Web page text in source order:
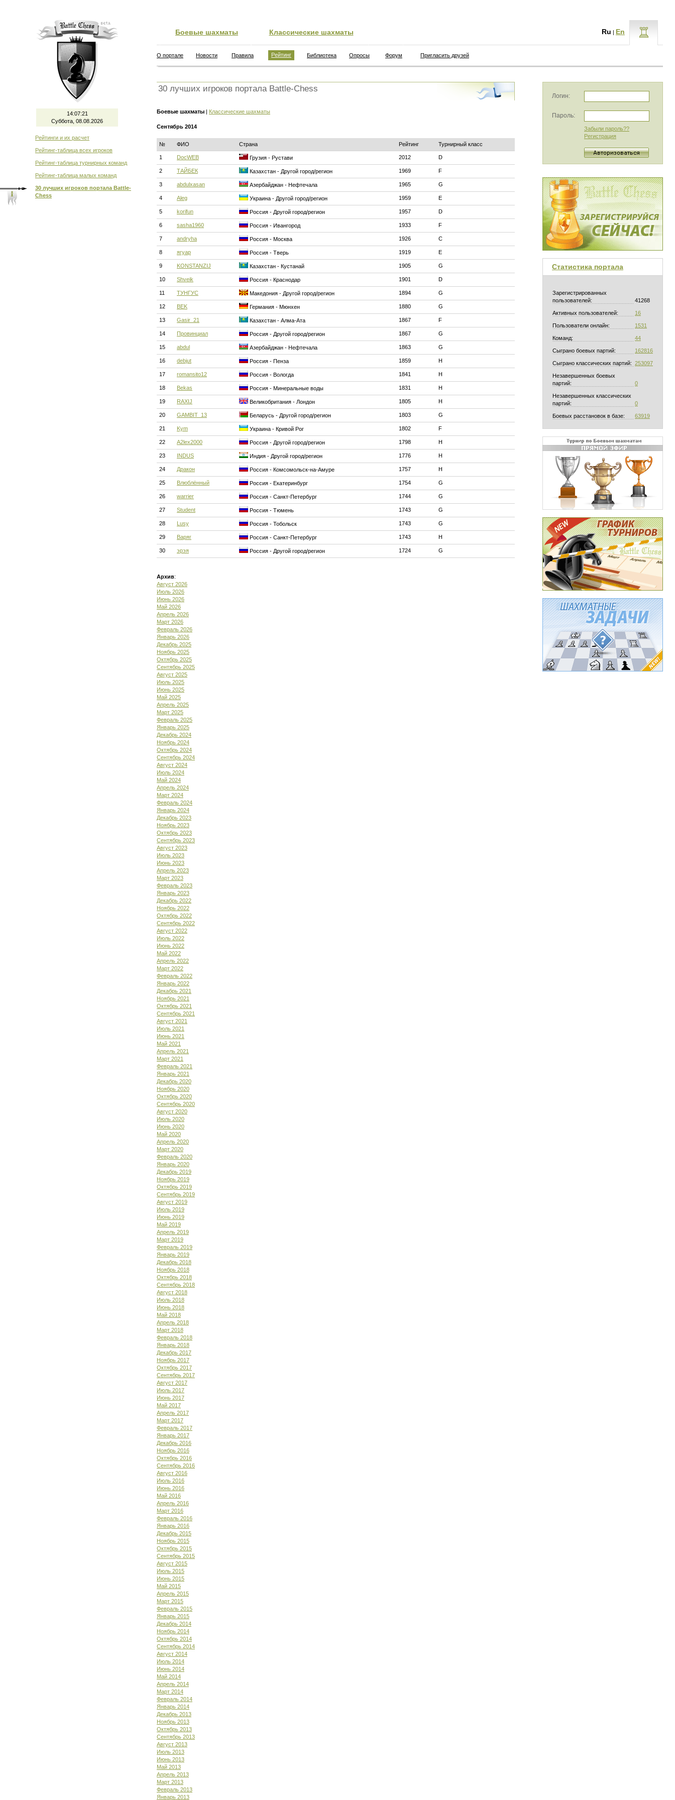
14:07:22
Суббота, 08.08.2026
Рейтинги и их расчет
Рейтинг-таблица всех игроков
Рейтинг-таблица турнирных команд
Рейтинг-таблица малых команд
30 лучших игроков портала Battle-
Chess
Боевые шахматы Классические шахматы Ru | En
О портале Новости Правила Рейтинг Библиотека Опросы Форум Пригласить друзей
30 лучших игроков портала Battle-Chess
Боевые шахматы | Классические шахматы
Сентябрь 2014
№ ФИО Страна Рейтинг Турнирный класс
1 DocWEB Грузия - Рустави 2012 D
2 ТАЙБЕК Казахстан - Другой город/регион 1969 F
3 abdulxasan Азербайджан - Нефтечала 1965 G
4 Aleg Украина - Другой город/регион 1959 E
5 korifun Россия - Другой город/регион 1957 D
6 sasha1960 Россия - Ивангород 1933 F
7 andryha Россия - Москва 1926 C
8 ягуар Россия - Тверь 1919 E
9 KONSTANZIJ Казахстан - Кустанай 1905 G
10 Shveik Россия - Краснодар 1901 D
11 ТУНГУС Македония - Другой город/регион 1894 G
12 BEK Германия - Мюнхен 1880 G
13 Gasir_21 Казахстан - Алма-Ата 1867 F
14 Провинциал Россия - Другой город/регион 1867 G
15 abdul Азербайджан - Нефтечала 1863 G
16 debjut Россия - Пенза 1859 H
17 romansito12 Россия - Вологда 1841 H
18 Bekas Россия - Минеральные воды 1831 H
19 RAXIJ Великобритания - Лондон 1805 H
20 GAMBIT_13 Беларусь - Другой город/регион 1803 G
21 Kym Украина - Кривой Рог 1802 F
22 A2lex2000 Россия - Другой город/регион 1798 H
23 INDUS Индия - Другой город/регион 1776 H
24 Дракон Россия - Комсомольск-на-Амуре 1757 H
25 Влюблённый Россия - Екатеринбург 1754 G
26 warrier Россия - Санкт-Петербург 1744 G
27 Student Россия - Тюмень 1743 G
28 Lusy Россия - Тобольск 1743 G
29 Варяг Россия - Санкт-Петербург 1743 H
30 эрэя Россия - Другой город/регион 1724 G
Архив:
Август 2026
Июль 2026
Июнь 2026
Май 2026
Апрель 2026
Март 2026
Февраль 2026
Январь 2026
Декабрь 2025
Ноябрь 2025
Октябрь 2025
Сентябрь 2025
Август 2025
Июль 2025
Июнь 2025
Май 2025
Апрель 2025
Март 2025
Февраль 2025
Январь 2025
Декабрь 2024
Ноябрь 2024
Октябрь 2024
Сентябрь 2024
Август 2024
Июль 2024
Май 2024
Апрель 2024
Март 2024
Февраль 2024
Январь 2024
Декабрь 2023
Ноябрь 2023
Октябрь 2023
Сентябрь 2023
Август 2023
Июль 2023
Июнь 2023
Апрель 2023
Март 2023
Февраль 2023
Январь 2023
Декабрь 2022
Ноябрь 2022
Октябрь 2022
Сентябрь 2022
Август 2022
Июль 2022
Июнь 2022
Май 2022
Апрель 2022
Март 2022
Февраль 2022
Январь 2022
Декабрь 2021
Ноябрь 2021
Октябрь 2021
Сентябрь 2021
Август 2021
Июль 2021
Июнь 2021
Май 2021
Апрель 2021
Март 2021
Февраль 2021
Январь 2021
Декабрь 2020
Ноябрь 2020
Октябрь 2020
Сентябрь 2020
Август 2020
Июль 2020
Июнь 2020
Май 2020
Апрель 2020
Март 2020
Февраль 2020
Январь 2020
Декабрь 2019
Ноябрь 2019
Октябрь 2019
Сентябрь 2019
Август 2019
Июль 2019
Июнь 2019
Май 2019
Апрель 2019
Март 2019
Февраль 2019
Январь 2019
Декабрь 2018
Ноябрь 2018
Октябрь 2018
Сентябрь 2018
Август 2018
Июль 2018
Июнь 2018
Май 2018
Апрель 2018
Март 2018
Февраль 2018
Январь 2018
Декабрь 2017
Ноябрь 2017
Октябрь 2017
Сентябрь 2017
Август 2017
Июль 2017
Июнь 2017
Май 2017
Апрель 2017
Март 2017
Февраль 2017
Январь 2017
Декабрь 2016
Ноябрь 2016
Октябрь 2016
Сентябрь 2016
Август 2016
Июль 2016
Июнь 2016
Май 2016
Апрель 2016
Март 2016
Февраль 2016
Январь 2016
Декабрь 2015
Ноябрь 2015
Октябрь 2015
Сентябрь 2015
Август 2015
Июль 2015
Июнь 2015
Май 2015
Апрель 2015
Март 2015
Февраль 2015
Январь 2015
Декабрь 2014
Ноябрь 2014
Октябрь 2014
Сентябрь 2014
Август 2014
Июль 2014
Июнь 2014
Май 2014
Апрель 2014
Март 2014
Февраль 2014
Январь 2014
Декабрь 2013
Ноябрь 2013
Октябрь 2013
Сентябрь 2013
Август 2013
Июль 2013
Июнь 2013
Май 2013
Апрель 2013
Март 2013
Февраль 2013
Январь 2013
Логин:
Пароль:
Забыли пароль??
Регистрация
Статистика портала
Зарегистрированных
пользователей:
41268
Активных пользователей: 16
Пользователи онлайн: 1531
Команд: 44
Сыграно боевых партий: 162816
Сыграно классических партий: 253097
Незавершенных боевых
партий:
0
Незавершенных классических
партий:
0
Боевых расстановок в базе: 63919